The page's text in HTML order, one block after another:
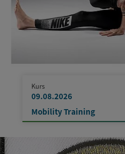
Kurs
09.08.2026
Mobility Training